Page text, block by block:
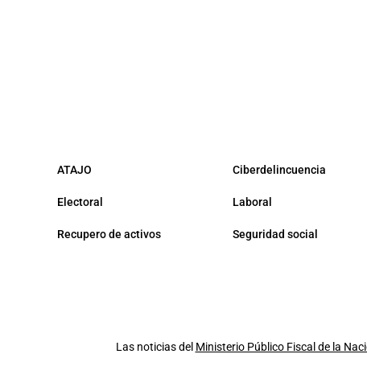
ATAJO Ciberdelincuencia
Electoral Laboral
Recupero de activos Seguridad social
Las noticias del Ministerio Público Fiscal de la